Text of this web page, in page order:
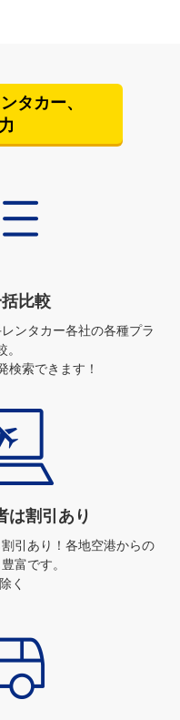
タカー、
比較
ンタカー各社の各種プラ
検索できます！
は割引あり
引あり！ 各地空港からの
富です。
く